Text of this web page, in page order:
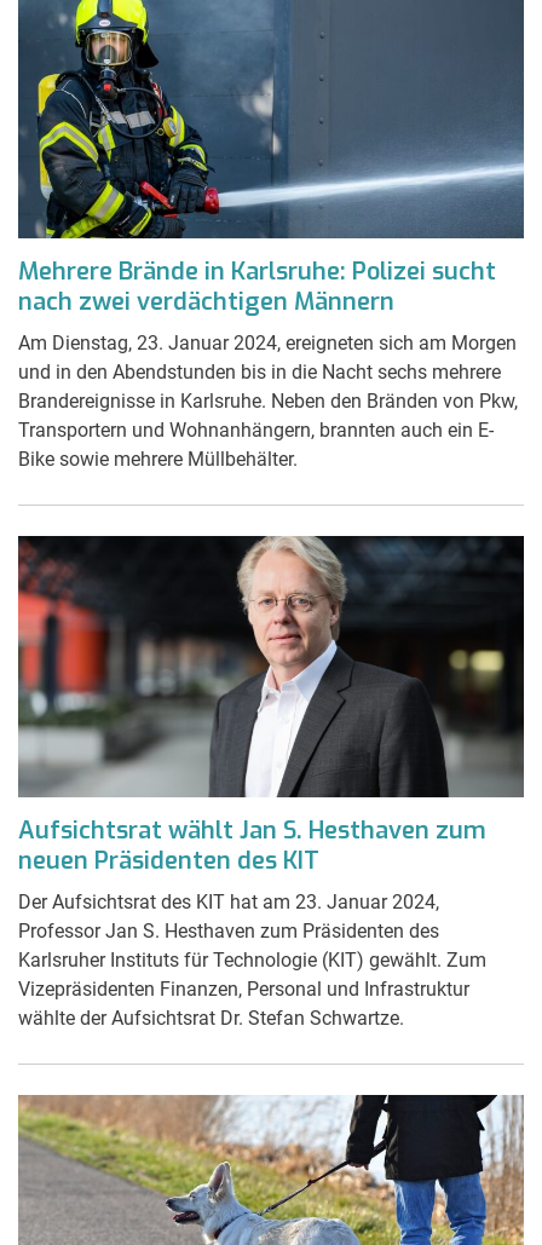
Mehrere Brände in Karlsruhe: Polizei sucht
nach zwei verdächtigen Männern
Am Dienstag, 23. Januar 2024, ereigneten sich am Morgen
und in den Abendstunden bis in die Nacht sechs mehrere
Brandereignisse in Karlsruhe. Neben den Bränden von Pkw,
Transportern und Wohnanhängern, brannten auch ein E-
Bike sowie mehrere Müllbehälter.
Aufsichtsrat wählt Jan S. Hesthaven zum
neuen Präsidenten des KIT
Der Aufsichtsrat des KIT hat am 23. Januar 2024,
Professor Jan S. Hesthaven zum Präsidenten des
Karlsruher Instituts für Technologie (KIT) gewählt. Zum
Vizepräsidenten Finanzen, Personal und Infrastruktur
wählte der Aufsichtsrat Dr. Stefan Schwartze.